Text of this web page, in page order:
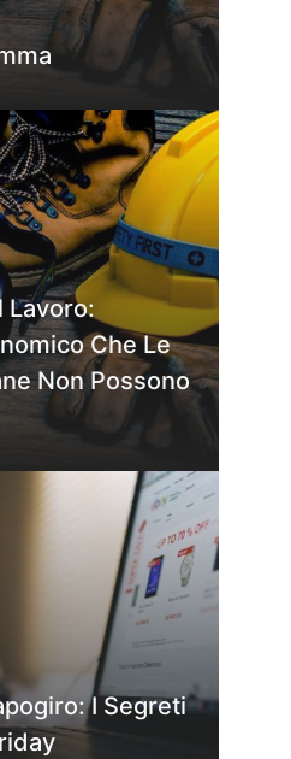
Lavoro:
Che Le
Non Possono
I Segreti